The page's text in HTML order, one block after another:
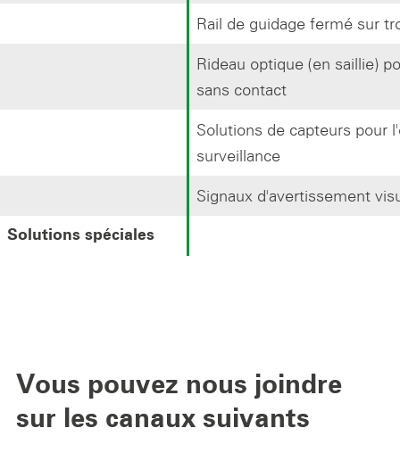
Rail de guidage fermé sur
Rideau optique (en saillie)
sans contact
Solutions de capteurs pour
surveillance
Signaux d'avertissement
Solutions spéciales
Vous pouvez nous joindre
sur les canaux suivants